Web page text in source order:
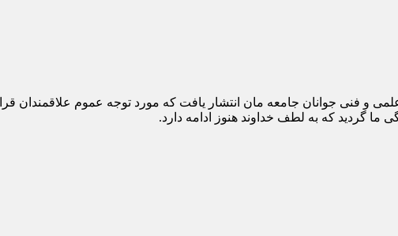
هدف آموزش و ارتقاء سطح علمی و فنی جوانان جامعه مان انتشار یافت که مورد توجه عموم
ما گردید که به لطف خداوند هنوز ادامه دارد.